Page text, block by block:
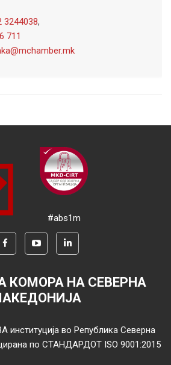
3244038,
711
#abs1m
КОМОРА НА СЕВЕРНА
во Република Северна
по СТАНДАРДОТ ISO 9001:2015